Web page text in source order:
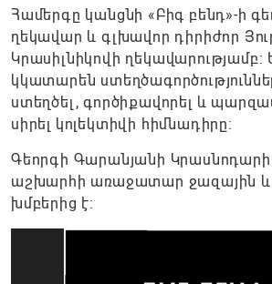
Համերգը կանցնի «Բիգ բենդ»-ի
ղեկավար և գլխավոր դիրիժոր
Կրասիլնիկովի ղեկավարությամբ:
կկատարեն
ստեղծել, գործիքավորել և
սիրել կոլեկտիվի հիմնադիրը:
Գեորգի Գարանյանի Կրասնոդարի
աշխարհի առաջատար ջազային և
խմբերից է: